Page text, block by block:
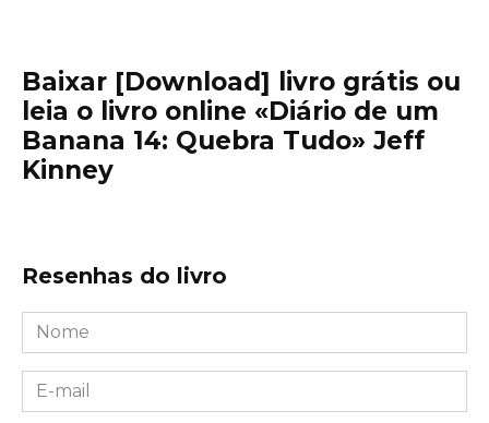
Baixar [Download] livro grátis ou
leia o livro online «Diário de um
Banana 14: Quebra Tudo» Jeff
Kinney
Resenhas do livro
Nome
*
E-
mail